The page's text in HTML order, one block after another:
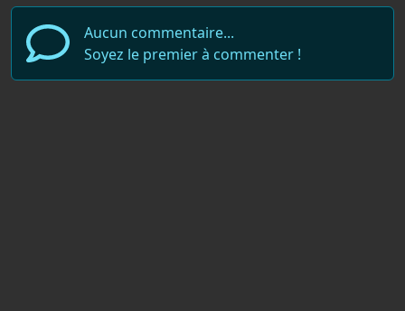
Aucun commentaire...
Soyez le premier à commenter !